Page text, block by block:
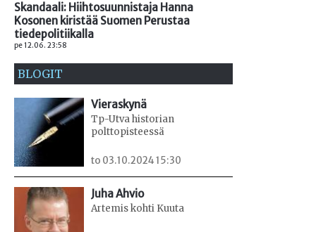
Skandaali: Hiihtosuunnistaja Hanna
Kosonen kiristää Suomen Perustaa
tiedepolitiikalla
pe 12.06. 23:58
BLOGIT
Vieraskynä
Tp-Utva historian
polttopisteessä
to 03.10.2024 15:30
Juha Ahvio
Artemis kohti Kuuta